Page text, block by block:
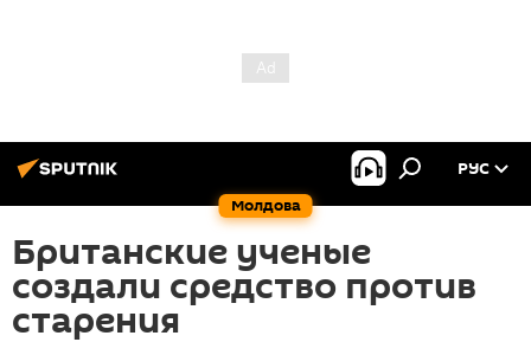
Молдова
РУС
Британские ученые
создали средство против
старения